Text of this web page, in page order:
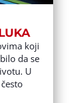
koji
da se
U